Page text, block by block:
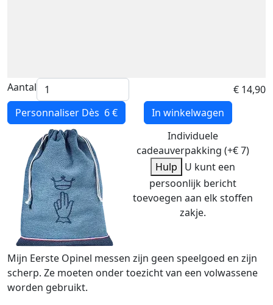
Aantal
€ 14,90
Personnaliser Dès 6 €
In winkelwagen
Individuele
cadeauverpakking (+€ 7)
Hulp
U kunt een
persoonlijk bericht
toevoegen aan elk stoffen
zakje.
Mijn Eerste Opinel messen zijn geen speelgoed en zijn
scherp. Ze moeten onder toezicht van een volwassene
worden gebruikt.